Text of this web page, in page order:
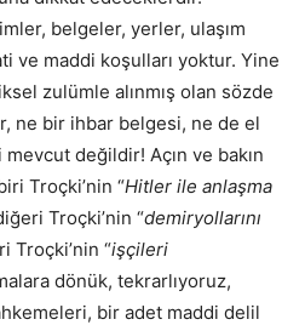
belgeler, yerler, ulaşım
ve maddi koşulları yoktur. Yine
zulümle alınmış olan sözde
ne bir ihbar belgesi, ne de el
değildir! Açın ve bakın
Troçki’nin “Hitler ile anlaşma
Troçki’nin “demiryollarını
Troçki’nin “işçileri
dönük, tekrarlıyoruz,
bir adet maddi delil